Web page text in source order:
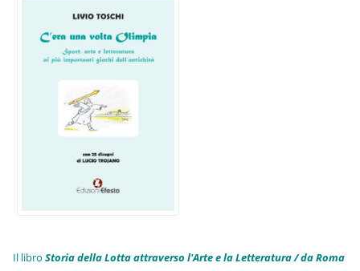
Il libroStoria della Lotta attraverso l'Arte e la Letteratura / da Roma